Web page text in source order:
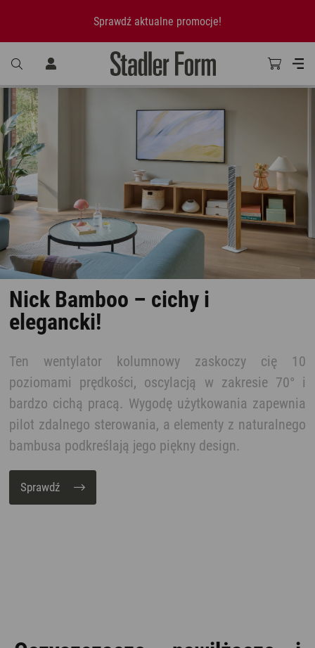
Sprawdź aktualne promocje!
Nick Bamboo – cichy i
elegancki!
Ten wentylator kolumnowy zaskoczy cię 10
poziomami prędkości, oscylacją w zakresie 70° i
bardzo cichą pracą. Wygodę użytkowania zapewnia
pilot zdalnego sterowania, a elementy z naturalnego
bambusa podkreślają jego piękny design.
Sprawdź